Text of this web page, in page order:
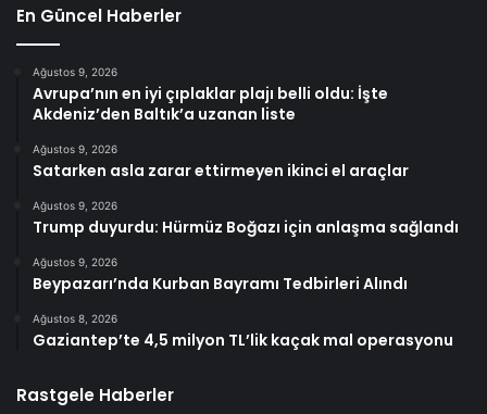
En Güncel Haberler
Ağustos 9, 2026
Avrupa’nın en iyi çıplaklar plajı belli oldu: İşte
Akdeniz’den Baltık’a uzanan liste
Ağustos 9, 2026
Satarken asla zarar ettirmeyen ikinci el araçlar
Ağustos 9, 2026
Trump duyurdu: Hürmüz Boğazı için anlaşma sağlandı
Ağustos 9, 2026
Beypazarı’nda Kurban Bayramı Tedbirleri Alındı
Ağustos 8, 2026
Gaziantep’te 4,5 milyon TL’lik kaçak mal operasyonu
Rastgele Haberler